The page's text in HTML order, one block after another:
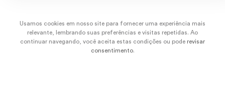
Usamos cookies em nosso site para fornecer uma experiência mais
relevante, lembrando suas preferências e visitas repetidas. Ao
continuar navegando, você aceita estas condições ou pode revisar
consentimento.